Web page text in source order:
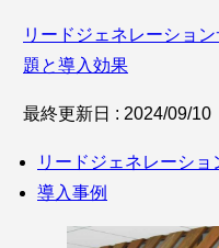
リードジェネレーショ
題と導入効果
最終更新日 : 2024/09/10
リードジェネレーショ
導入事例